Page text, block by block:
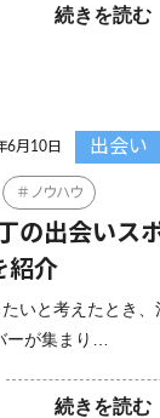
続きを読む
6月10日 出会い
ノウハウ
の出会いス
紹介
いと考えたとき、
ーが集まり…
続きを読む